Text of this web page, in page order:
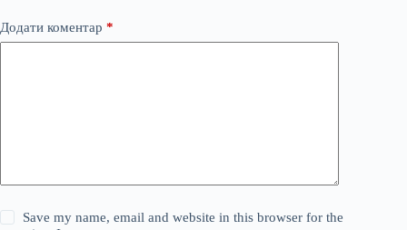
Додати коментар *
Save my name, email and website in this browser for the